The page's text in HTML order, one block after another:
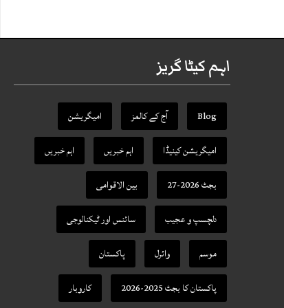
اہم کیٹا گریز
Blog آج کے کالمز
امیگریشن
امیگریشن کینیڈا
اہم خبریں
اہم خبریں
بجٹ 2026-27
بین الاقوامی
دلچسپ و عجیب
سائنس اور ٹیکنالوجی
موسم
وائرل
پاکستان
پاکستان کا بجٹ 2025-2026
کاروبار